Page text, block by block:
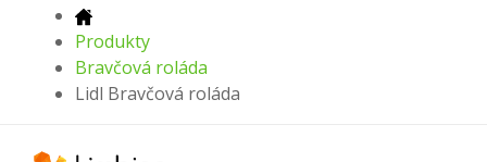
Produkty
Bravčová roláda
Lidl Bravčová roláda